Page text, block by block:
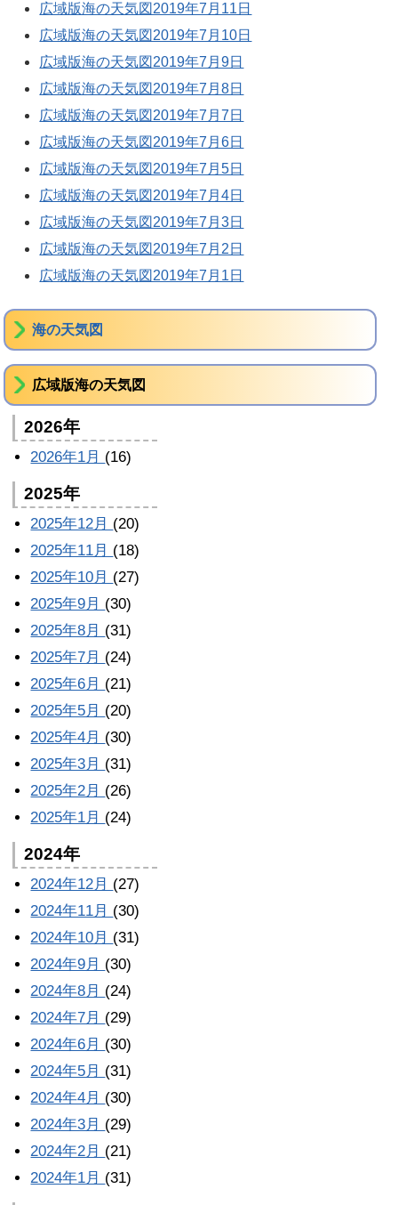
広域版海の天気図2019年7月11日
広域版海の天気図2019年7月10日
広域版海の天気図2019年7月9日
広域版海の天気図2019年7月8日
広域版海の天気図2019年7月7日
広域版海の天気図2019年7月6日
広域版海の天気図2019年7月5日
広域版海の天気図2019年7月4日
広域版海の天気図2019年7月3日
広域版海の天気図2019年7月2日
広域版海の天気図2019年7月1日
海の天気図
広域版海の天気図
2026年
2026年1月 (16)
2025年
2025年12月 (20)
2025年11月 (18)
2025年10月 (27)
2025年9月 (30)
2025年8月 (31)
2025年7月 (24)
2025年6月 (21)
2025年5月 (20)
2025年4月 (30)
2025年3月 (31)
2025年2月 (26)
2025年1月 (24)
2024年
2024年12月 (27)
2024年11月 (30)
2024年10月 (31)
2024年9月 (30)
2024年8月 (24)
2024年7月 (29)
2024年6月 (30)
2024年5月 (31)
2024年4月 (30)
2024年3月 (29)
2024年2月 (21)
2024年1月 (31)